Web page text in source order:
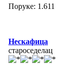
Поруке: 1.611
Нескафица
староседелац